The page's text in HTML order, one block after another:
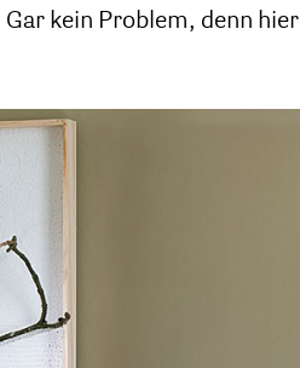
Gar kein Problem, denn